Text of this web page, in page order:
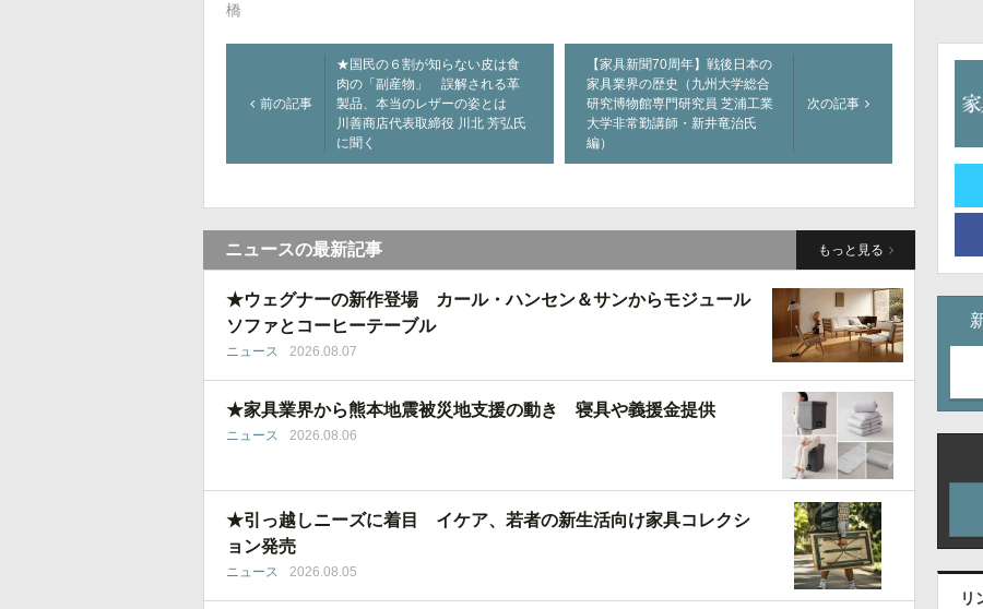
橋
前の記事
★国民の６割が知らない皮は食
肉の「副産物」 誤解される革
製品、本当のレザーの姿とは
川善商店代表取締役 川北 芳弘氏
に聞く
【家具新聞70周年】戦後日本の
家具業界の歴史（九州大学総合
研究博物館専門研究員 芝浦工業
大学非常勤講師・新井竜治氏
編）
次の記事
ニュースの最新記事 もっと見る
★ウェグナーの新作登場 カール・ハンセン＆サンからモジュール
ソファとコーヒーテーブル
ニュース 2026.08.07
★家具業界から熊本地震被災地支援の動き 寝具や義援金提供
ニュース 2026.08.06
★引っ越しニーズに着目 イケア、若者の新生活向け家具コレクシ
ョン発売
ニュース 2026.08.05
リ